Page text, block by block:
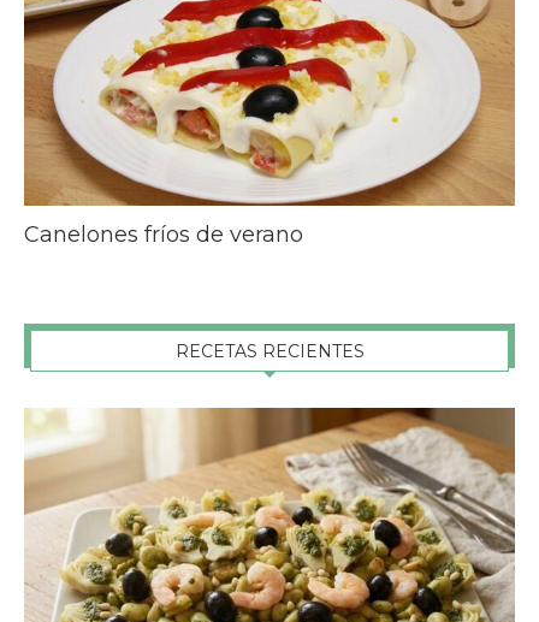
Canelones fríos de verano
RECETAS RECIENTES